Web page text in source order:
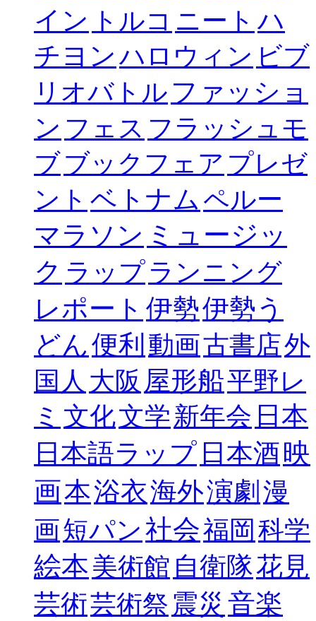
イン トルコ ニート ハ
チヨンハロウィン ビブ
リオバトル ファッショ
ン フェス フラッシュモ
ブブックフェア プレゼ
ント ベトナム ペルー
マラソン ミュージッ
ク ラップランニング
レポート 伊勢伊勢う
どん便利 動画古書店外
国人 大阪 屋形船平野レ
ミ 文化文学新年会 日本
日本語ラップ 日本酒映
画本浴衣海外演劇 漫
画短パン社会福岡 科学
絵本美術館 自衛隊花見
芸術芸術祭震災 音楽